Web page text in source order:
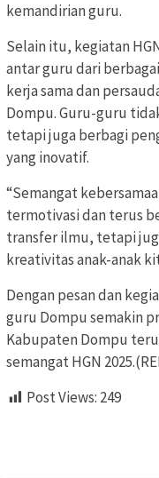
kemandirian guru.
Selain itu, kegiatan
antar guru dari
kerja sama dan
Dompu. Guru-guru
tetapi juga berbagi
yang inovatif.
“Semangat
termotivasi dan terus
transfer ilmu, tetapi
kreativitas anak-anak
Dengan pesan dan
guru Dompu semakin
Kabupaten Dompu
semangat HGN
Post Views: 249